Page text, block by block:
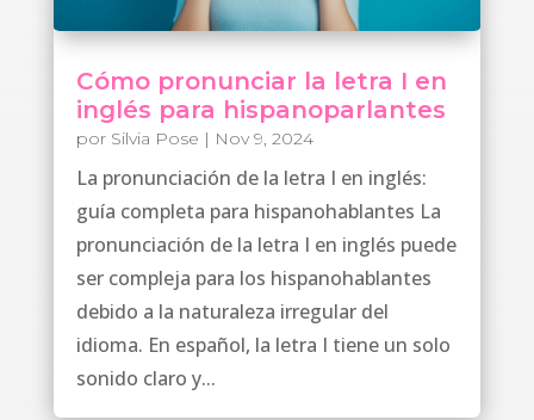
Cómo pronunciar la letra I en
inglés para hispanoparlantes
por Silvia Pose | Nov 9, 2024
La pronunciación de la letra I en inglés:
guía completa para hispanohablantes La
pronunciación de la letra I en inglés puede
ser compleja para los hispanohablantes
debido a la naturaleza irregular del
idioma. En español, la letra I tiene un solo
sonido claro y...